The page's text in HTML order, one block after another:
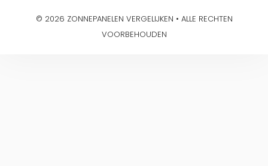
© 2026 ZONNEPANELEN VERGELIJKEN • ALLE RECHTEN
VOORBEHOUDEN